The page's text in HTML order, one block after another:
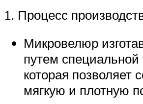
1. Процесс
Микровелюр
путем специальной
которая позволяет
мягкую и плотную